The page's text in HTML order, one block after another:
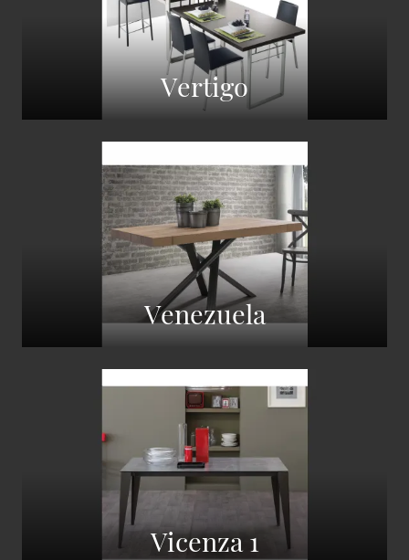
Vertigo
Venezuela
Vicenza 1